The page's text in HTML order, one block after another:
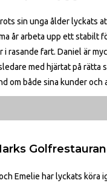
sin unga ålder lyckats
år arbeta upp ett stabilt
i rasande fart. Daniel är
med hjärtat på rätta
om både sina kunder och
Emelie har lyckats köra